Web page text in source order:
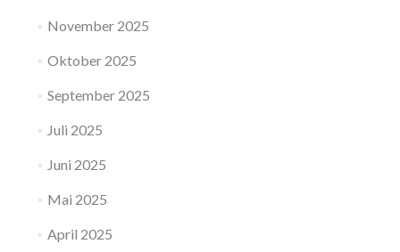
November 2025
Oktober 2025
September 2025
Juli 2025
Juni 2025
Mai 2025
April 2025